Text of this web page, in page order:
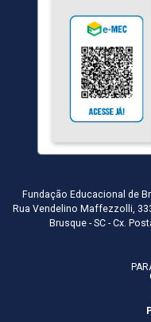
Fundação Educacional de
Rua Vendelino Maffezzolli,
Brusque - SC - Cx.